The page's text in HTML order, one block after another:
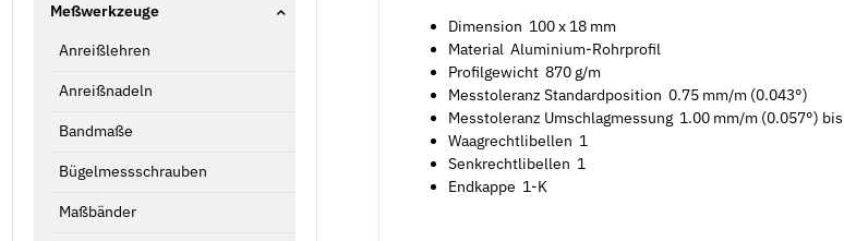
Dimension 100 x 18 mm
Material Aluminium-Rohrprofil
Profilgewicht 870 g/m
Messtoleranz Standardposition 0.75 mm/m (0.043°)
Messtoleranz Umschlagmessung 1.00 mm/m (0.057°)
Waagrechtlibellen 1
Senkrechtlibellen 1
Endkappe 1-K
Meßwerkzeuge
Anreißlehren
Anreißnadeln
Bandmaße
Bügelmessschrauben
Maßbänder